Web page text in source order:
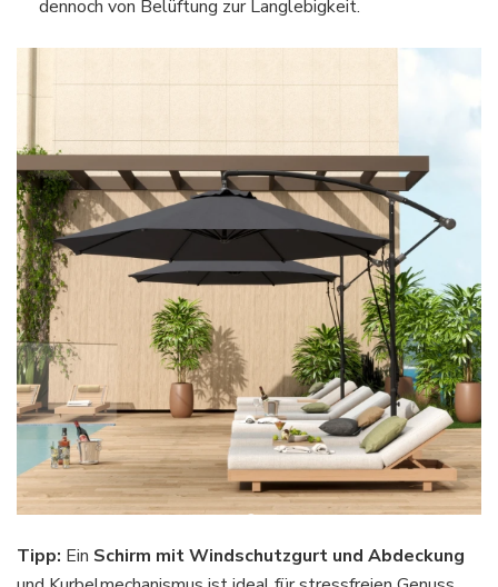
dennoch von Belüftung zur Langlebigkeit.
Tipp: Ein Schirm mit Windschutzgurt und Abdeckung